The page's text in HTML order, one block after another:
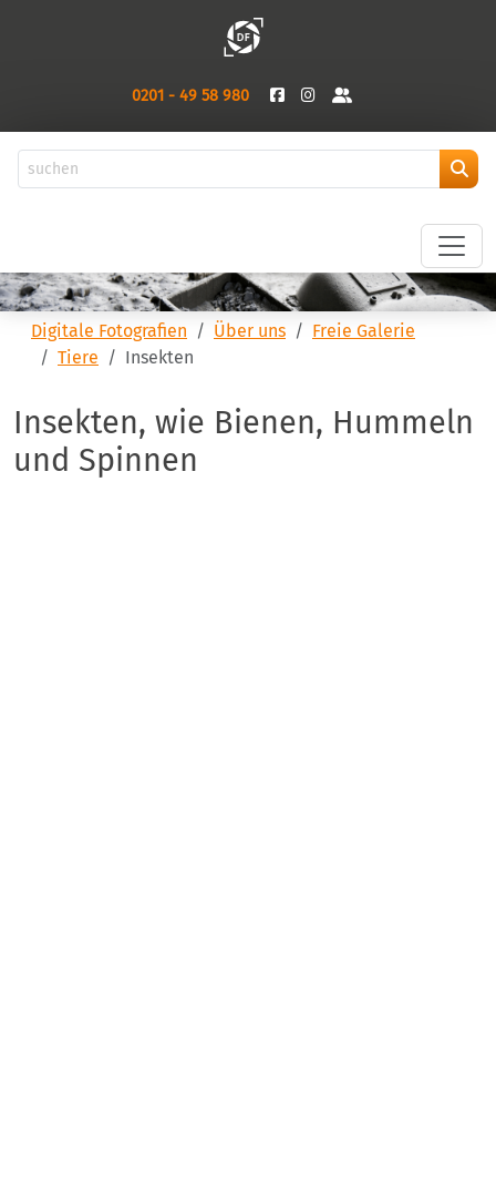
0201 - 49 58 980
Digitale Fotografien Über uns
Freie Galerie
Tiere
Insekten
Insekten, wie Bienen, Hummeln
und Spinnen